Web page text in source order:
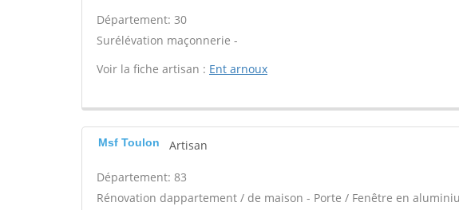
Département: 30
Surélévation maçonnerie -
Voir la fiche artisan : Ent arnoux
Msf Toulon Artisan
Département: 83
Rénovation dappartement / de maison - Porte / Fenêtre en